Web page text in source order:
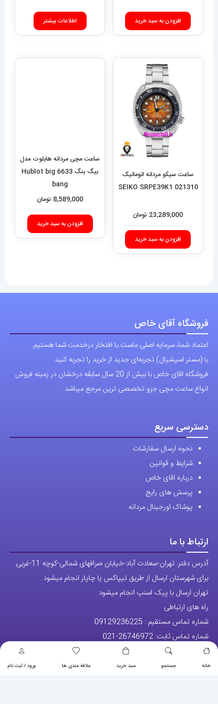
خانه جستجو سبد خرید علاقه مندی ها ورود / ثبت نام
ساعت سیکو مردانه اتوماتیک
23,289,000تومان
با (مستر اسپشیال) تجربه‌ای جدید از خرید را تجربه کنید.
فروشگاه اقای خاص با بیش از 20 سال سابقه درخشان در زمینه فروش
انواع ساعت مچی جزو تخصصی ترین مرجع میباشد .
دسترسی سریع
شرایط و قوانین
درباره اقای خاص
پرسش های رایج
پوشاک اورجینال مردانه
ارتباط با ما
برای شهرستان ارسال از طریق تیپاکس یا چاپار انجام میشود .
تهران ارسال با پیک اسنپ انجام میشود .
راه های ارتباطی
شماره تماس مستقیم :
09129236225
شماره تماس ثابت:
26746972
تلگرام
پیج ساعت
مجوزها